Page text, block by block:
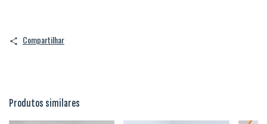
Compartilhar
Produtos similares